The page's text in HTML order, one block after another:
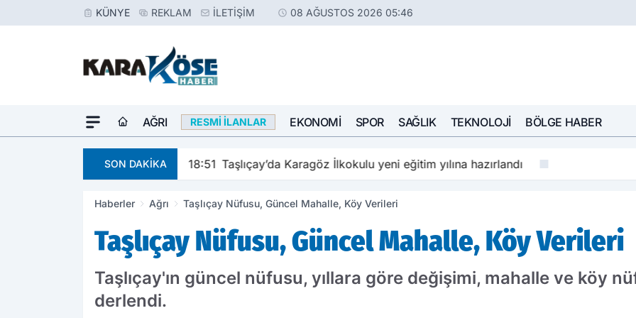
KÜNYE REKLAM İLETIŞIM 08 AĞUSTOS 2026 05:46
AĞRI RESMI İLANLAR EKONOMI SPOR SAĞLIK TEKNOLOJI BÖLGE HABER
SON DAKİKA 18:51 Taşlıçay’da Karagöz İlkokulu yeni eğitim yılına hazırlandı
Haberler Ağrı Taşlıçay Nüfusu, Güncel Mahalle, Köy Verileri
Taşlıçay Nüfusu, Güncel Mahalle, Köy Verileri
Taşlıçay'ın güncel nüfusu, yıllara göre değişimi, mahalle ve köy
derlendi.